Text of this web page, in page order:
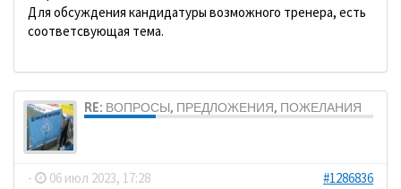
Для обсуждения кандидатуры возможного тренера, есть
соответсвующая тема.
RE: ВОПРОСЫ, ПРЕДЛОЖЕНИЯ, ПОЖЕЛАНИЯ
- 06 июл 2023, 17:28
#1286836